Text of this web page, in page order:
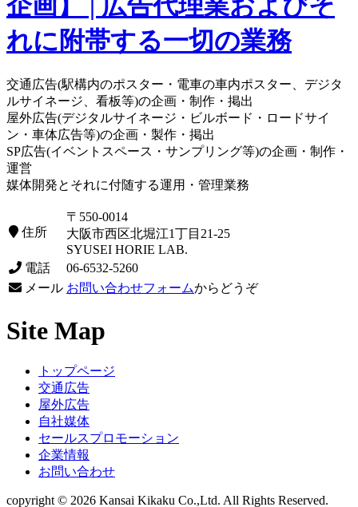
交通広告(駅構内のポスター・電車の車内ポスター、デジタ
ルサイネージ、看板等)の企画・制作・掲出
屋外広告(デジタルサイネージ・ビルボード・ロードサイ
ン・車体広告等)の企画・製作・掲出
SP広告(イベントスペース・サンプリング等)の企画・制作・
運営
媒体開発とそれに付随する運用・管理業務
住所
〒550-0014
大阪市西区北堀江1丁目21-25
SYUSEI HORIE LAB.
電話
06-6532-5260
メール お問い合わせフォームからどうぞ
Site Map
トップページ
交通広告
屋外広告
自社媒体
セールスプロモーション
企業情報
お問い合わせ
copyright © 2026 Kansai Kikaku Co.,Ltd. All Rights Reserved.